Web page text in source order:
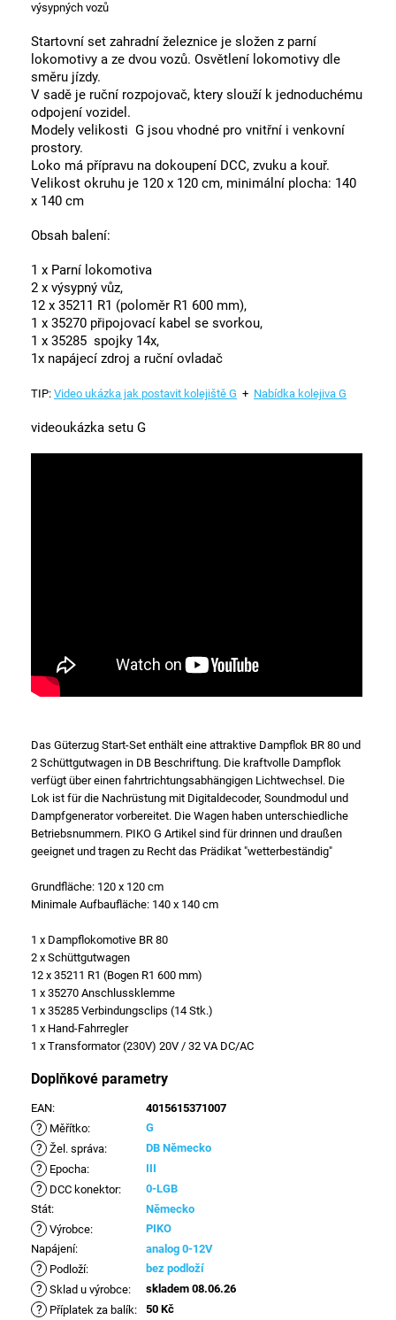
výsypných vozů
Startovní set zahradní železnice je složen z parní
lokomotivy a ze dvou vozů. Osvětlení lokomotivy dle
směru jízdy.
V sadě je ruční rozpojovač, ktery slouží k jednoduchému
odpojení vozidel.
Modely velikosti G jsou vhodné pro vnitřní i venkovní
prostory.
Loko má přípravu na dokoupení DCC, zvuku a kouř.
Velikost okruhu je 120 x 120 cm, minimální plocha: 140
x 140 cm
Obsah balení:
1 x Parní lokomotiva
2 x výsypný vůz,
12 x 35211 R1 (poloměr R1 600 mm),
1 x 35270 připojovací kabel se svorkou,
1 x 35285 spojky 14x,
1x napájecí zdroj a ruční ovladač
TIP: Video ukázka jak postavit kolejiště G + Nabídka kolejiva G
videoukázka setu G
Das Güterzug Start-Set enthält eine attraktive Dampflok BR 80 und
2 Schüttgutwagen in DB Beschriftung. Die kraftvolle Dampflok
verfügt über einen fahrtrichtungsabhängigen Lichtwechsel. Die
Lok ist für die Nachrüstung mit Digitaldecoder, Soundmodul und
Dampfgenerator vorbereitet. Die Wagen haben unterschiedliche
Betriebsnummern. PIKO G Artikel sind für drinnen und draußen
geeignet und tragen zu Recht das Prädikat "wetterbeständig"
Grundfläche: 120 x 120 cm
Minimale Aufbaufläche: 140 x 140 cm
1 x Dampflokomotive BR 80
2 x Schüttgutwagen
12 x 35211 R1 (Bogen R1 600 mm)
1 x 35270 Anschlussklemme
1 x 35285 Verbindungsclips (14 Stk.)
1 x Hand-Fahrregler
1 x Transformator (230V) 20V / 32 VA DC/AC
Doplňkové parametry
EAN: 4015615371007
? Měřítko: G
? Žel. správa: DB Německo
? Epocha: III
? DCC konektor:
0-LGB
Stát: Německo
? Výrobce:
PIKO
Napájení: analog 0-12V
? Podloží: bez podloží
? Sklad u výrobce: skladem 08.06.26
? Příplatek za balík: 50 Kč